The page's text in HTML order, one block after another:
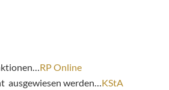
RP Online
ausgewiesen werden… KStA